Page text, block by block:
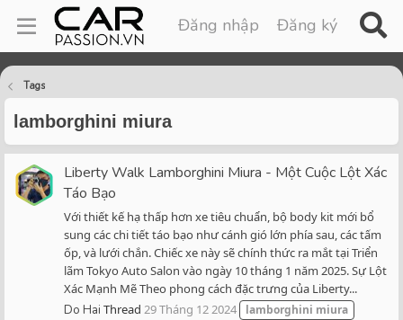
Đăng nhập Đăng ký
Tags
lamborghini miura
Liberty Walk Lamborghini Miura - Một Cuộc Lột Xác
Táo Bạo
Với thiết kế hạ thấp hơn xe tiêu chuẩn, bộ body kit mới bổ
sung các chi tiết táo bạo như cánh gió lớn phía sau, các tấm
ốp, và lưới chắn. Chiếc xe này sẽ chính thức ra mắt tại Triển
lãm Tokyo Auto Salon vào ngày 10 tháng 1 năm 2025. Sự Lột
Xác Mạnh Mẽ Theo phong cách đặc trưng của Liberty...
Do Hai Thread 29 Tháng 12 2024 lamborghini miura